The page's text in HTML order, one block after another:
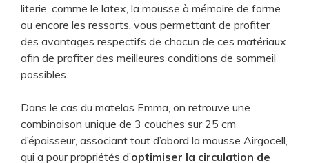
literie, comme le latex, la mousse à mémoire de forme
ou encore les ressorts, vous permettant de profiter
des avantages respectifs de chacun de ces matériaux
afin de profiter des meilleures conditions de sommeil
possibles.
Dans le cas du matelas Emma, on retrouve une
combinaison unique de 3 couches sur 25 cm
d’épaisseur, associant tout d’abord la mousse Airgocell,
qui a pour propriétés d’optimiser la circulation de